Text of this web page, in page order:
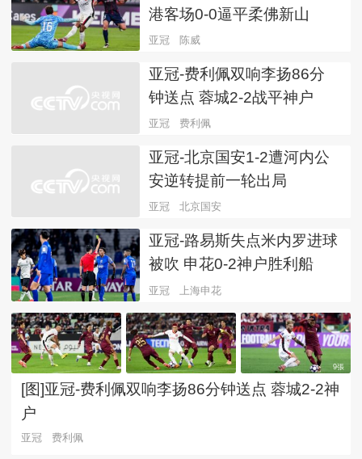
港客场0-0逼平柔佛新山
亚冠 陈威
亚冠-费利佩双响李扬86分
钟送点 蓉城2-2战平神户
亚冠 费利佩
亚冠-北京国安1-2遭河内公
安逆转提前一轮出局
亚冠 北京国安
亚冠-路易斯失点米内罗进球
被吹 申花0-2神户胜利船
亚冠 上海申花
[图]亚冠-费利佩双响李扬86分钟送点 蓉城2-2神
户
9張
亚冠 费利佩